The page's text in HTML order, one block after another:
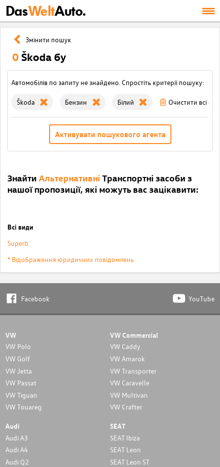
DasWeltAuto.
Змінити пошук
0 Škoda бу
Автомобілів по запиту не знайдено. Спростіть критерії пошуку:
Škoda Бензин Білий Очистити всі
Активувати пошукового агента
Знайти Альтернативні Транспортні засоби з
нашої пропозиції, які можуть вас зацікавити:
Всі види
Superb
* Відображення юридичних повідомлень
Facebook YouTube
VW
VW Polo
VW Golf
VW Jetta
VW Passat
VW Tiguan
VW Touareg
VW Commercial
VW Caddy
VW Amarok
VW Transporter
VW Caravelle
VW Multivan
VW Crafter
Audi
Audi A3
Audi A4
Audi Q2
SEAT
SEAT Ibiza
SEAT Leon
SEAT Leon ST